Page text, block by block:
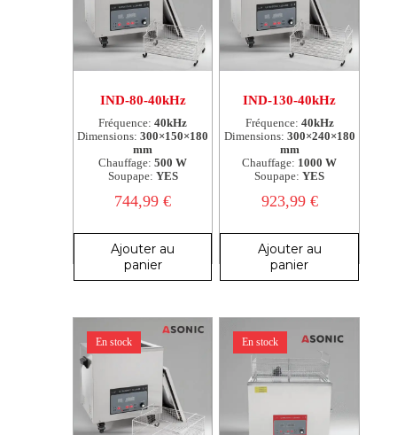
IND-80-40kHz
Fréquence: 40kHz
Dimensions: 300×150×180
mm
Chauffage: 500 W
Soupape: YES
744,99€
Ajouter au
panier
IND-130-40kHz
Fréquence: 40kHz
Dimensions: 300×240×180
mm
Chauffage: 1000 W
Soupape: YES
923,99 €
Ajouter au
panier
En stock En stock